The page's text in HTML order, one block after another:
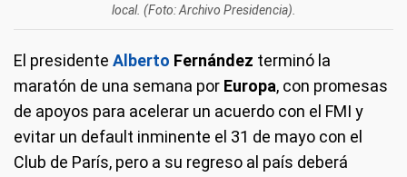
local. (Foto: Archivo Presidencia).
El presidente Alberto Fernández terminó la
maratón de una semana por Europa, con promesas
de apoyos para acelerar un acuerdo con el FMI y
evitar un default inminente el 31 de mayo con el
Club de París, pero a su regreso al país deberá